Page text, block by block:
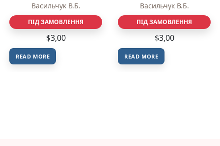
Богдан)
Васильчук В.Б.
ПІД ЗАМОВЛЕННЯ
$3,00
READ MORE
Васильчук В.Б. – (НК
Богдан)
Васильчук В.Б.
ПІД ЗАМОВЛЕННЯ
$3,00
READ MORE